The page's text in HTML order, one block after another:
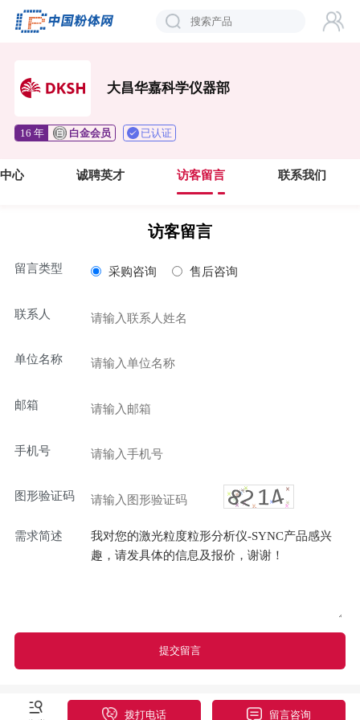
大昌华嘉科学仪器部
16 年 白金会员 已认证
心 诚聘英才 访客留言 联系我们
访客留言
留言类型 采购咨询 售后咨询
联系人
单位名称
邮箱
手机号
图形验证码
需求简述
提交留言
拨打电话 留言咨询